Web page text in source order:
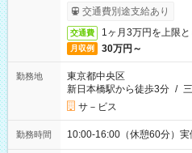
ービス利用可（利用条件有）
交通費別途支給あり
交通費 1ヶ月3万円を上限
月収例 30万円～
勤務地
東京都中央区
新日本橋駅から徒歩3分 /
サ－ビス
勤務時間 10:00-16:00（休憩60分）実